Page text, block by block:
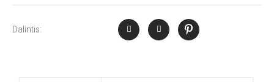
Dalintis: